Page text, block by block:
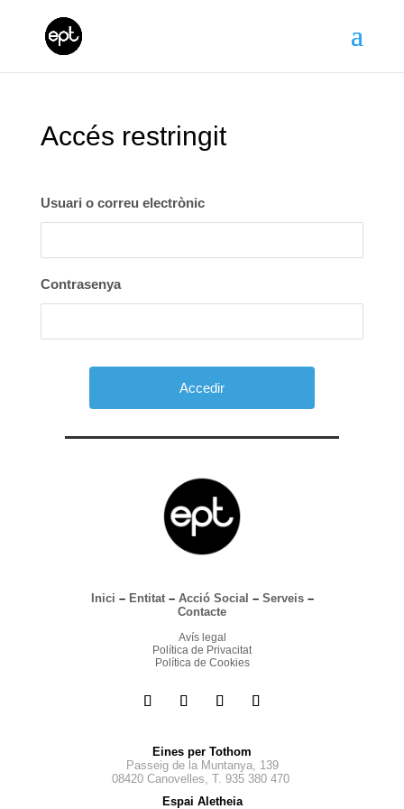
Accés restringit
Usuari o correu electrònic
Contrasenya
Inici – Entitat– Acció Social – Serveis–
Contacte
Avís legal
Política de Privacitat
Política de Cookies
Eines per Tothom
Passeig de la Muntanya, 139
08420 Canovelles, T. 935 380 470
Espai Aletheia